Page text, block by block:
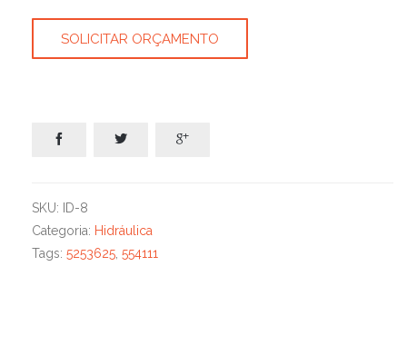
SOLICITAR ORÇAMENTO
  
SKU:
ID-8
Categoria: Hidráulica
Tags: 5253625, 554111